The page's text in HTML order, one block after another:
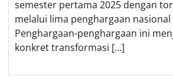
semester pertama 2025 dengan
melalui lima penghargaan
Penghargaan-penghargaan ini
konkret transformasi […]